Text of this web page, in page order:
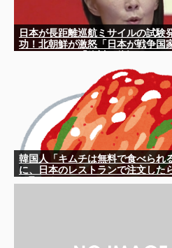
日本が長距離巡航ミサイルの試験
功！北朝鮮が激怒「日本が戦争国
韓国人「キムチは無料で食べられ
に、日本のレストランで注文した